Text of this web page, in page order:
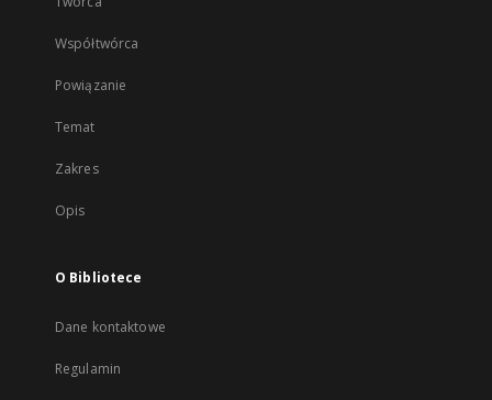
Współtwórca
Powiązanie
Temat
Zakres
Opis
O Bibliotece
Dane kontaktowe
Regulamin